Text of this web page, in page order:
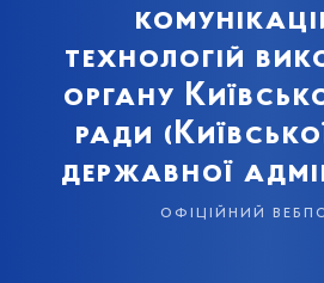
технологій
органу
ради
державної
офіційний